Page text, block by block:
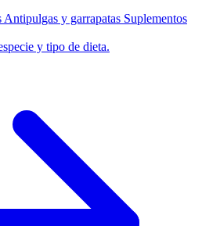
Antipulgas y garrapatas Suplementos
y tipo de dieta.